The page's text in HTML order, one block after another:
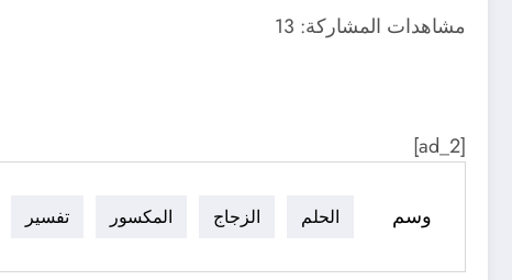
مشاهدات المشاركة: 13
[ad_2]
وسم الحلم الزجاج المكسور تفسير